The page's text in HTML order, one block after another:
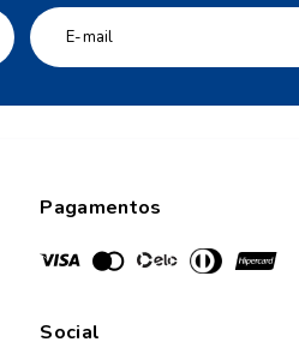
Pagamentos
Social